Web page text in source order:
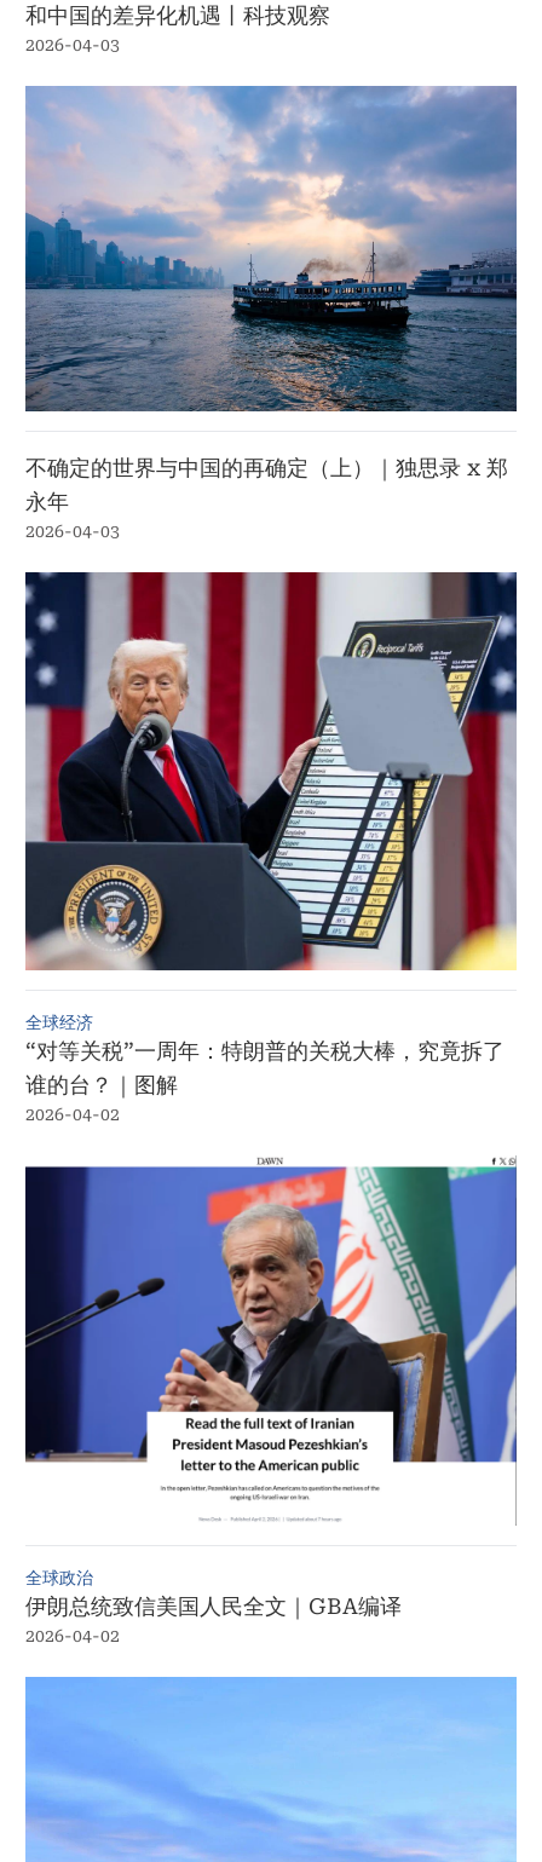
和中国的差异化机遇丨科技观察
2026-04-03
不确定的世界与中国的再确定（上）｜独思录 x 郑
永年
2026-04-03
全球经济
“对等关税”一周年：特朗普的关税大棒，究竟拆了
谁的台？｜图解
2026-04-02
全球政治
伊朗总统致信美国人民全文｜GBA编译
2026-04-02